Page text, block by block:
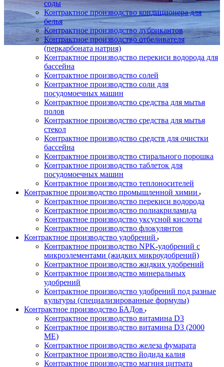
соды
Контрактное производство кондиционера для
белья
Контрактное производство лубрикантов
Контрактное производство отбеливателя
(перкарбоната натрия)
Контрактное производство перекиси водорода для
бассейна
Контрактное производство солей
Контрактное производство соли для
посудомоечных машин
Контрактное производство средства для мытья
полов
Контрактное производство средства для мытья
стекол
Контрактное производство средств для очистки
бассейна
Контрактное производство стирального порошка
Контрактное производство таблеток для
посудомоечных машин
Контрактное производство теплоносителей
Контрактное производство промышленной химии
Контрактное производство перекиси водорода
Контрактное производство полиакриламида
Контрактное производство уксусной кислоты
Контрактное производство флокулянтов
Контрактное производство удобрений
Контрактное производство NPK-удобрений с
микроэлементами (жидких микроудобрений)
Контрактное производство жидких удобрений
Контрактное производство минеральных
удобрений
Контрактное производство удобрений под разные
культуры (специализированные формулы)
Контрактное производство БАДов
Контрактное производство витамина D3
Контрактное производство витамина D3 (2000
МЕ)
Контрактное производство железа фумарата
Контрактное производство йодида калия
Контрактное производство магния цитрата